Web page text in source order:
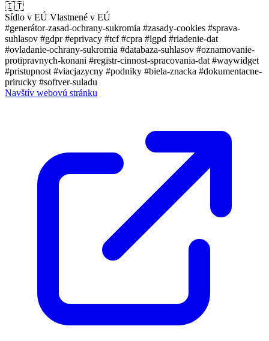
🇮🇹
Sídlo v EÚ Vlastnené v EÚ
#generátor-zasad-ochrany-sukromia #zasady-cookies #sprava-
suhlasov #gdpr#eprivacy #tcf#cpra #lgpd #riadenie-dat
#ovladanie-ochrany-sukromia #databaza-suhlasov #oznamovanie-
protipravnych-konani #registr-cinnost-spracovania-dat #waywidget
#pristupnost #viacjazycny #podniky #biela-znacka #dokumentacne-
prirucky #softver-suladu
Navštív webovú stránku